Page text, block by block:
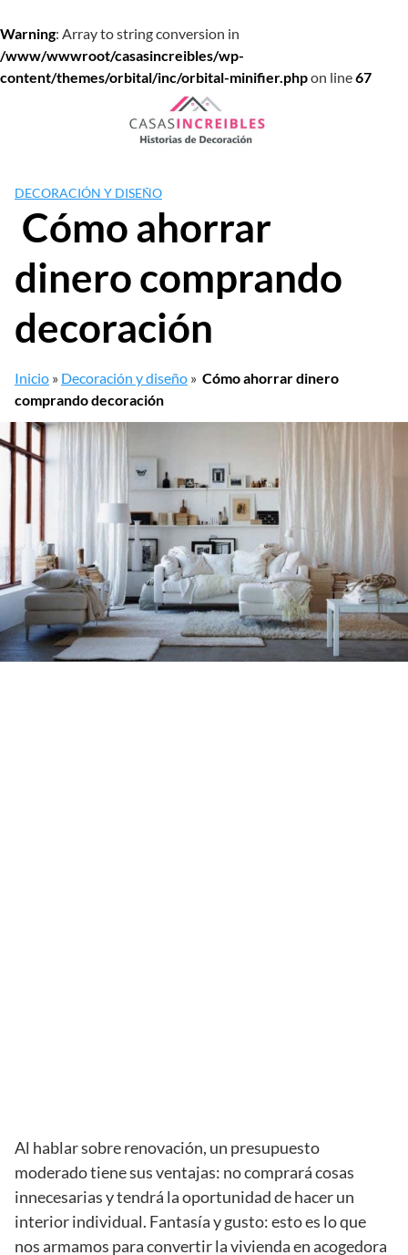
Warning: Array to string conversion in
/www/wwwroot/casasincreibles/wp-
content/themes/orbital/inc/orbital-minifier.phpon line67
DECORACIÓN Y DISEÑO
Cómo ahorrar
dinero comprando
decoración
Inicio » Decoración y diseño » Cómo ahorrar dinero
comprando decoración
Al hablar sobre renovación, un presupuesto
moderado tiene sus ventajas: no comprará cosas
innecesarias y tendrá la oportunidad de hacer un
interior individual. Fantasía y gusto: esto es lo que
nos armamos para convertir la vivienda en acogedora